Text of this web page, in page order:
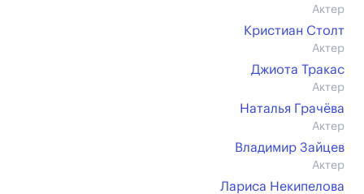
Актер
Кристиан Столт
Актер
Джиота Тракас
Актер
Наталья Грачёва
Актер
Владимир Зайцев
Актер
Лариса Некипелова